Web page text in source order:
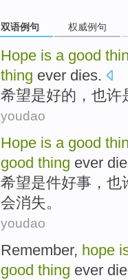
双语例句 权威例句
Hope is a good
thing ever dies.
希望是好的 ， 也许
youdao
Hope is a good
good thing ever
希望是件好事， 也
会消失。
youdao
Remember, hope
good thing ever